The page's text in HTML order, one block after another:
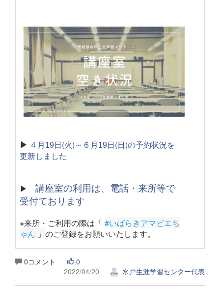
▶ ４月 19日(火)～６月 19日(日)の予約状況を
更新しました
▶ 講座室の利用は、電話・来所等で
受付ております
※来所・ご利用の際は「 #いばらきアマビエち
ゃん 」 のご登録をお願いいたします。
0コメント
0
2022/04/20
水戸生涯学習センター代表